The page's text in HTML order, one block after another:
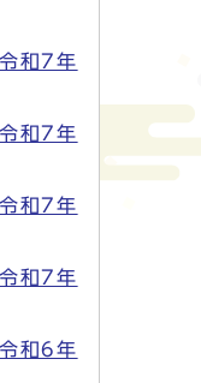
和7年
和7年
和7年
和7年
和6年